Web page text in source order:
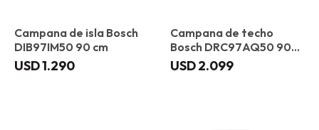
Campana de isla Bosch
DIB97IM50 90 cm
USD1.290
Campana de techo
Bosch DRC97AQ50 90
cm
USD2.099